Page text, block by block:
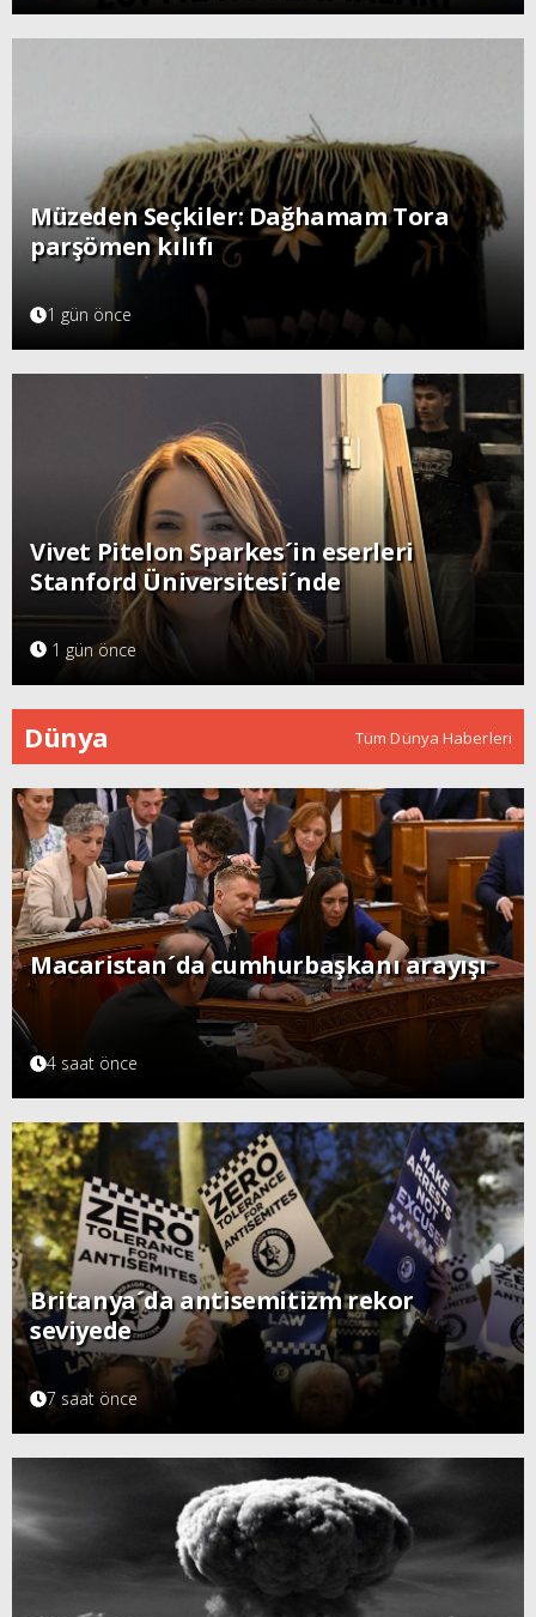
Müzeden Seçkiler: Dağhamam Tora
parşömen kılıfı
1 gün önce
Vivet Pitelon Sparkes´in eserleri
Stanford Üniversitesi´nde
1 gün önce
Dünya Tüm Dünya Haberleri
Macaristan´da cumhurbaşkanı arayışı
4 saat önce
Britanya´da antisemitizm rekor
seviyede
7 saat önce